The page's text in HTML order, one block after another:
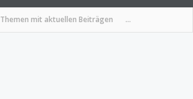
Themen mit aktuellen Beiträgen ...